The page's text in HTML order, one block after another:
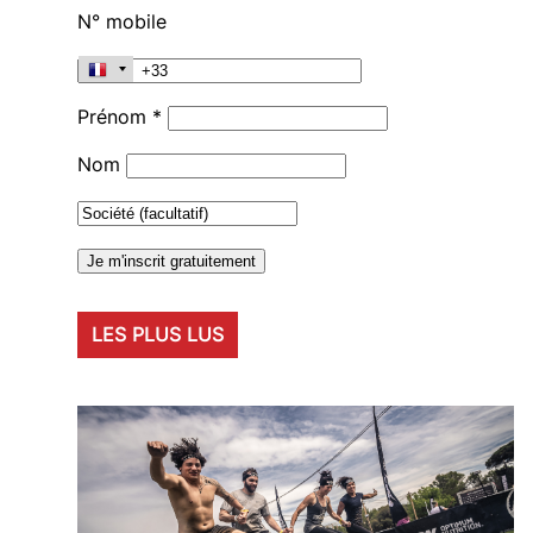
N° mobile
Prénom *
Nom
LES PLUS LUS